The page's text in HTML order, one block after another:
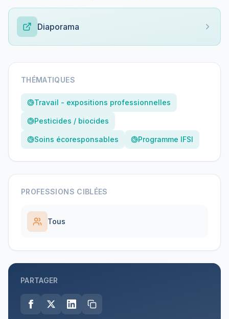
Diaporama
THÉMATIQUES
Travail - expositions professionnelles
Pesticides / biocides
Soins écoresponsables Programme IFSI
PROFESSIONS CIBLÉES
Tous
PARTAGER